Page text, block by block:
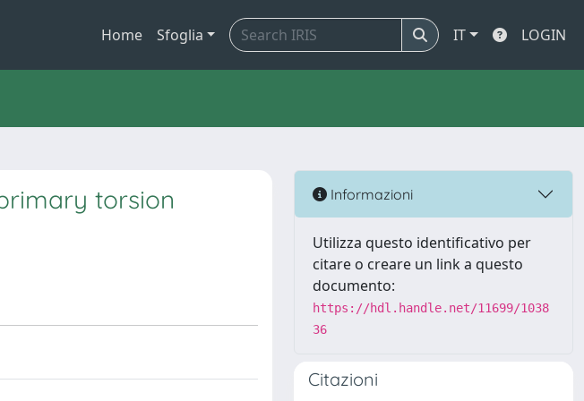
Home Sfoglia IT LOGIN
torsion
Informazioni
Utilizza questo identificativo per
citare o creare un link a questo
documento:
https://hdl.handle.net/11699/1038
36
Citazioni